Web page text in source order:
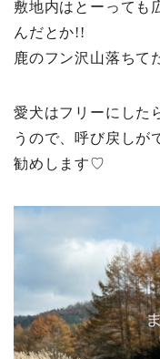
敷地内はとーっても
んだとか!!
鹿のフン沢山落ちて
愛犬はフリーにした
うので、呼び戻しが
勧めします♡